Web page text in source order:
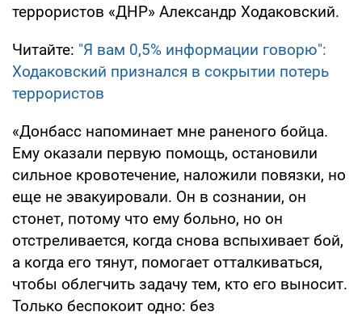
террористов «ДНР» Александр Ходаковский.
Читайте: "Я вам 0,5% информации говорю":
Ходаковский признался в сокрытии потерь
террористов
«Донбасс напоминает мне раненого бойца.
Ему оказали первую помощь, остановили
сильное кровотечение, наложили повязки, но
еще не эвакуировали. Он в сознании, он
стонет, потому что ему больно, но он
отстреливается, когда снова вспыхивает бой,
а когда его тянут, помогает отталкиваться,
чтобы облегчить задачу тем, кто его выносит.
Только беспокоит одно: без